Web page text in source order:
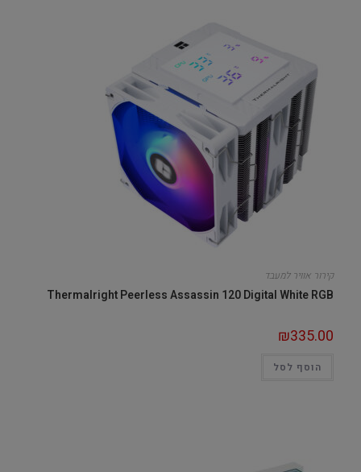
קירור אוויר למעבד
Thermalright Peerless Assassin 120 Digital White RGB
₪335.00
הוסף לסל